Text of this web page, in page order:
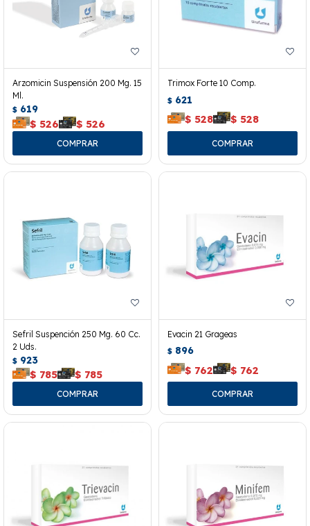
Arzomicin Suspensión 200 Mg. 15
Ml.
$ 619
$ 526 $ 526
Trimox Forte 10 Comp.
$ 621
$ 528 $ 528
Sefril Suspención 250 Mg. 60 Cc.
2 Uds.
$ 923
$ 785 $ 785
Evacin 21 Grageas
$ 896
$ 762 $ 762